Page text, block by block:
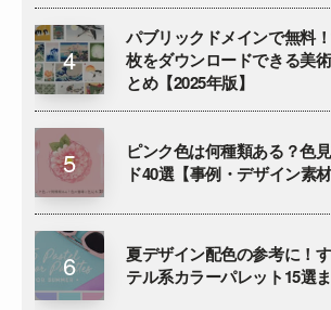
パブリックドメインで無料
枚をダウンロードできる美
とめ【2025年版】
ピンク色は何種類ある？色
ド40選【事例・デザイン素材
夏デザイン配色の参考に！
テル系カラーパレット15選